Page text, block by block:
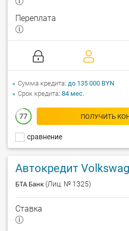
сравнение
Переплата
77 ПОЛУЧИТЬ
Сумма кредита до 135 000 BYN
Срок кредита 84 мес.
Автокредит
БТА Банк (Лиц. № 1325)
Ставка